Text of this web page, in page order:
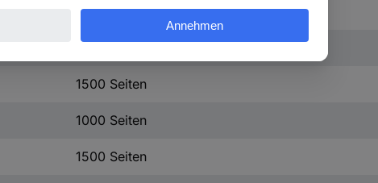
CLT-Y406S
Samsung
1500 Seiten
1000 Seiten
1500 Seiten